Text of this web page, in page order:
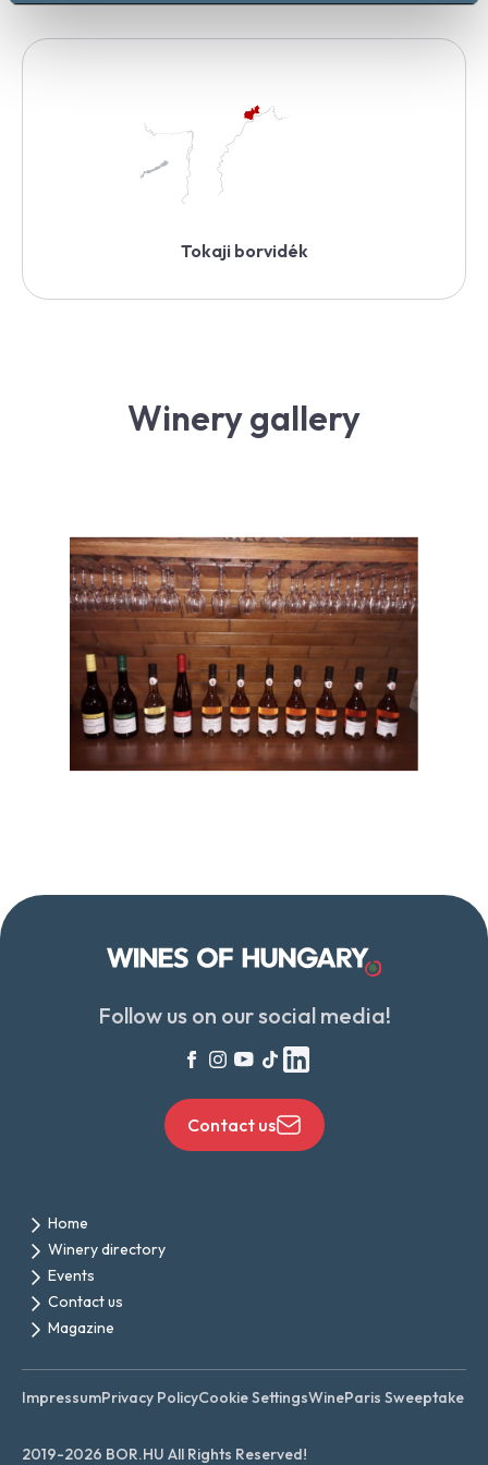
Tokaji borvidék
Winery gallery
Follow us on our social media!
Contact us
Home
Winery directory
Events
Contact us
Magazine
ImpressumPrivacy PolicyCookie SettingsWineParis Sweeptake
2019-2026 BOR.HU All Rights Reserved!